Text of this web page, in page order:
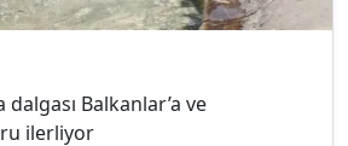
dalgası Balkanlar’a ve
ilerliyor